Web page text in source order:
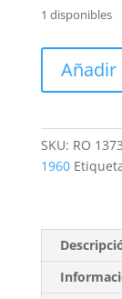
1 disponibles
1373.
en
Viena.
cantidad
Añadir
SKU: RO 1373
1960